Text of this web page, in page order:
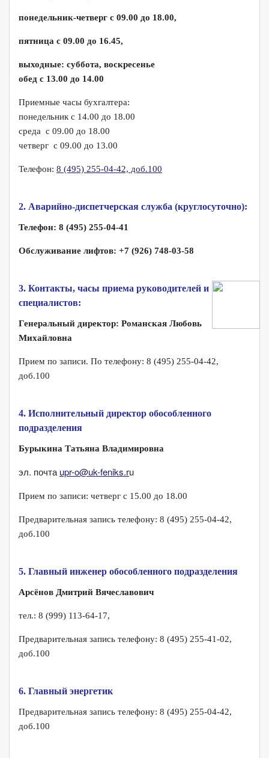
понедельник-четверг с 09.00 до 18.00,
пятница с 09.00 до 16.45,
выходные: суббота, воскресенье
обед с 13.00 до 14.00
Приемные часы бухгалтера:
понедельник с 14.00 до 18.00
среда с 09.00 до 18.00
четверг с 09.00 до 13.00
Телефон: 8 (495) 255-04-42, доб.100
2. Аварийно-диспетчерская служба (круглосуточно):
Телефон: 8 (495) 255-04-41
Обслуживание лифтов: ‎+7 (926) 748-03-58
3. Контакты, часы приема руководителей и
специалистов:
Генеральный директор: Романская Любовь
Михайловна
Прием по записи. По телефону: 8 (495) 255-04-42,
доб.100
4. Исполнительный директор обособленного
подразделения
Бурыкина Татьяна Владимировна
эл. почта upr-o@uk-feniks.ru
Прием по записи: четверг с 15.00 до 18.00
Предварительная запись телефону: 8 (495) 255-04-42,
доб.100
5. Главный инженер обособленного подразделения
Арсёнов Дмитрий Вячеславович
тел.: 8 (999) 113-64-17,
Предварительная запись телефону: 8 (495) 255-41-02,
доб.100
6. Главный энергетик
Предварительная запись телефону: 8 (495) 255-04-42,
доб.100